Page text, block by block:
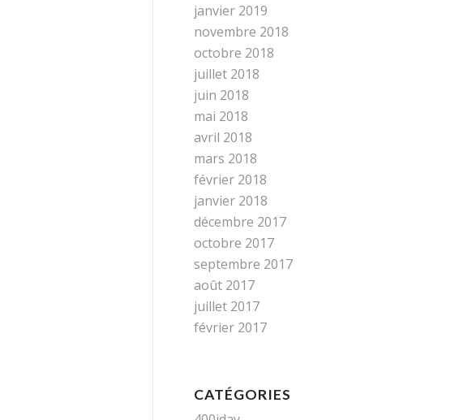
janvier 2019
novembre 2018
octobre 2018
juillet 2018
juin 2018
mai 2018
avril 2018
mars 2018
février 2018
janvier 2018
décembre 2017
octobre 2017
septembre 2017
août 2017
juillet 2017
février 2017
CATÉGORIES